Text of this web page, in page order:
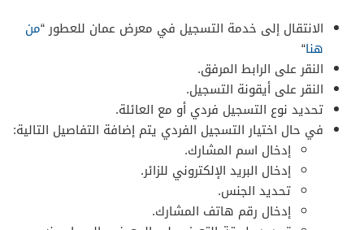
الانتقال إلى خدمة التسجيل في معرض عمان للعطور “من
هنا“
النقر على الرابط المرفق.
النقر على أيقونة التسجيل.
تحديد نوع التسجيل فردي أو مع العائلة.
في حال اختيار التسجيل الفردي يتم إضافة التفاصيل التالية:
إدخال اسم المشارك.
إدخال البريد الإلكتروني للزائر.
تحديد الجنس.
إدخال رقم هاتف المشارك.